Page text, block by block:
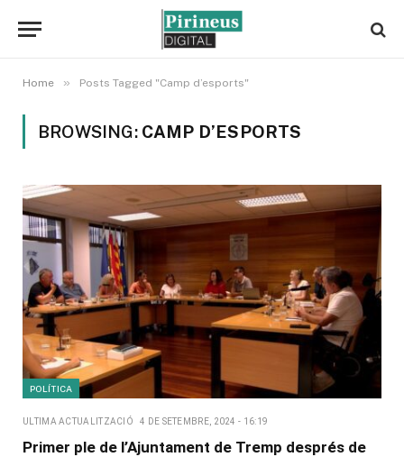
Home » Posts Tagged "Camp d’esports"
BROWSING: CAMP D’ESPORTS
POLÍTICA
ULTIMA ACTUALITZACIÓ 4 DE SETEMBRE, 2024 - 16:19
Primer ple de l’Ajuntament de Tremp després de